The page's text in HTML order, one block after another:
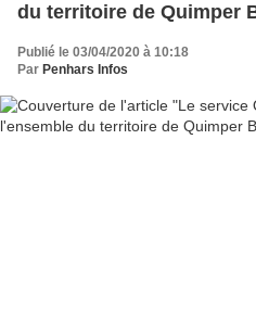
du territoire de Quimper
Publié le 03/04/2020 à 10:18
Par Penhars Infos